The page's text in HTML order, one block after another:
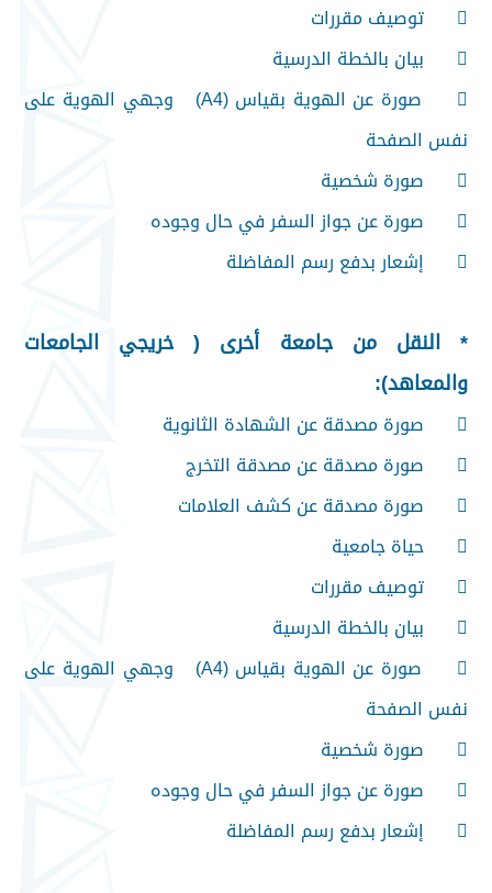

توصيف مقررات

بيان بالخطة الدرسية

صورة عن الهوية بقياس (A4) وجهي الهوية على
نفس الصفحة

صورة شخصية

صورة عن جواز السفر في حال وجوده

إشعار بدفع رسم المفاضلة
* النقل من جامعة أخرى ( خريجي الجامعات
والمعاهد):

صورة مصدقة عن الشهادة الثانوية

صورة مصدقة عن مصدقة التخرج

صورة مصدقة عن كشف العلامات

حياة جامعية

توصيف مقررات

بيان بالخطة الدرسية

صورة عن الهوية بقياس (A4) وجهي الهوية على
نفس الصفحة

صورة شخصية

صورة عن جواز السفر في حال وجوده

إشعار بدفع رسم المفاضلة